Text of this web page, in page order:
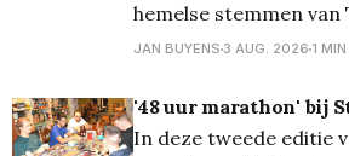
hemelse stemmen van
krijgt een topnamiddag! En zo was
Hoef heerlijk vertoeven... Meer
Flickr
JAN BUYENS 3 AUG. 2026 1 MIN
'48 uur marathon' bij
In deze tweede editie